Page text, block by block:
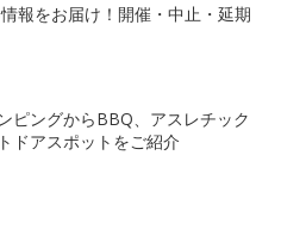
報をお届け！開催・中止・延期
ピングからBBQ、アスレチック
ドアスポットをご紹介